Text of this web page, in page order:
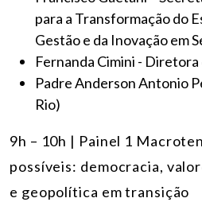
para a Transformação do
Gestão e da Inovação em
Fernanda Cimini -
Padre Anderson Antonio
Rio)
9h – 10h | Painel 1
possíveis: democracia,
e geopolítica em transição